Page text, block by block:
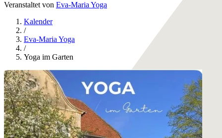
Veranstaltet von Eva-Maria Yoga
Kalender
/
Eva-Maria Yoga
/
Yoga im Garten